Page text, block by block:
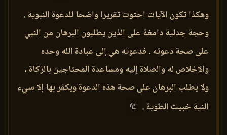
وهكذا تكون الآيات احتوت تقريرا واضحا للدعوة النبوية .
وحجة جدلية دامغة على الذين يطلبون البرهان من النبي
على صحة دعوته . فدعوته هي إلى عبادة الله وحده
والإخلاص له والصلاة إليه ومساعدة المحتاجين بالزكاة ،
ولا يطلب البرهان على صحة هذه الدعوة ويكفر بها إلا سيء
النية خبيث الطوية .